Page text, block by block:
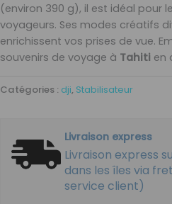
(environ 390 g), il est idéal pour
voyageurs. Ses modes créatifs
enrichissent vos prises de vue.
souvenirs de voyage à Tahiti en
Catégories : dji, Stabilisateur
Livraison express
Livraison express
dans les îles via
service client)